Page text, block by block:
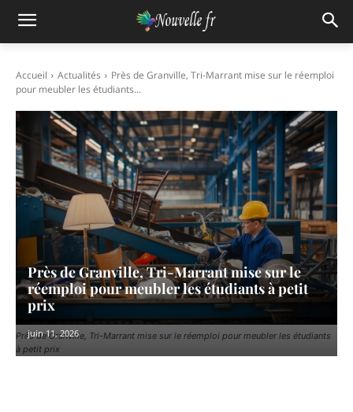
Accueil Actualités
Près de Granville, Tri-Marrant mise sur le réemploi
pour meubler les étudiants...
Près de Granville, Tri-Marrant mise sur le réemploi pour meubler les étudiants
à petit prix
Près de Granville, Tri-Marrant mise sur le
réemploi pour meubler les étudiants à petit
prix
juin 11, 2026